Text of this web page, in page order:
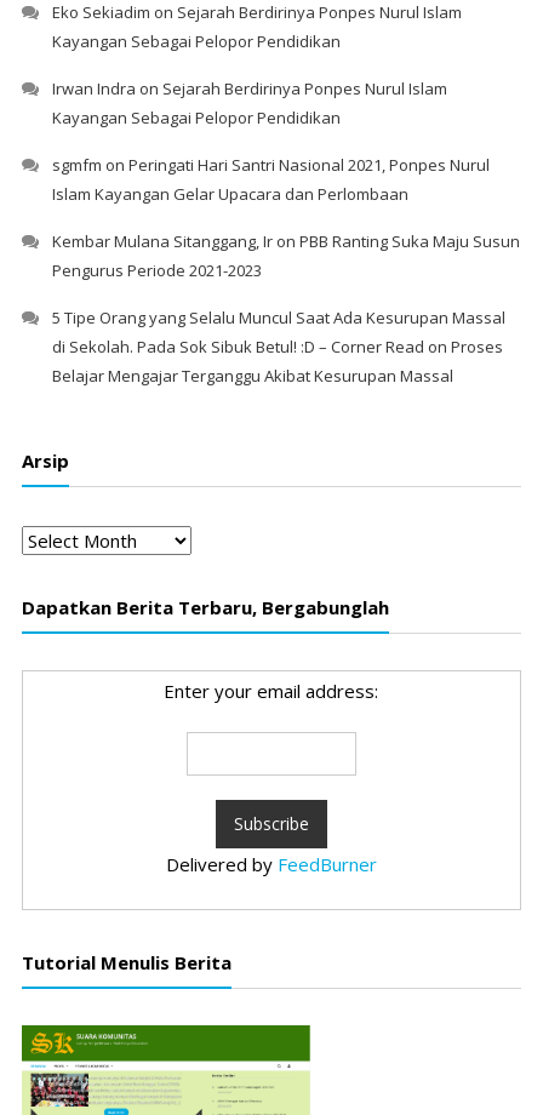
Eko Sekiadim on Sejarah Berdirinya Ponpes Nurul Islam
Kayangan Sebagai Pelopor Pendidikan
Irwan Indra on Sejarah Berdirinya Ponpes Nurul Islam
Kayangan Sebagai Pelopor Pendidikan
sgmfm on Peringati Hari Santri Nasional 2021, Ponpes Nurul
Islam Kayangan Gelar Upacara dan Perlombaan
Kembar Mulana Sitanggang, Iron PBB Ranting Suka Maju Susun
Pengurus Periode 2021-2023
5 Tipe Orang yang Selalu Muncul Saat Ada Kesurupan Massal
di Sekolah. Pada Sok Sibuk Betul! :D – Corner Read on Proses
Belajar Mengajar Terganggu Akibat Kesurupan Massal
Arsip
Arsip
Dapatkan Berita Terbaru, Bergabunglah
Enter your email address:
Delivered by FeedBurner
Tutorial Menulis Berita